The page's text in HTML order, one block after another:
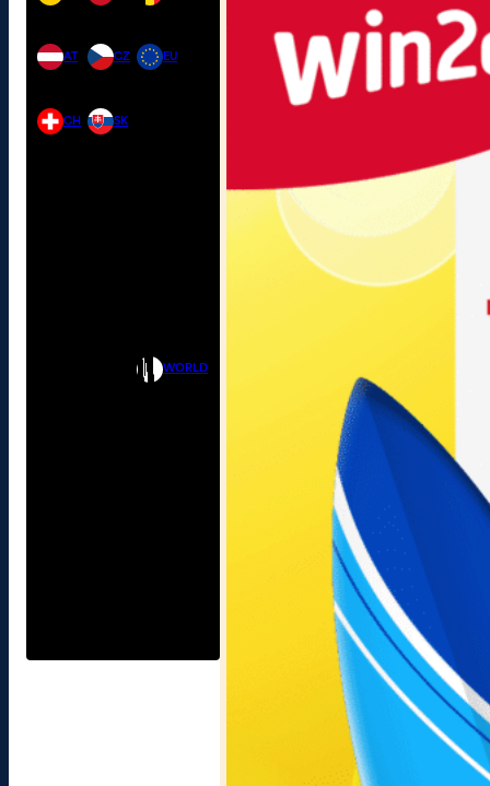
AT
CH
CZ
SK
EU
WORLD